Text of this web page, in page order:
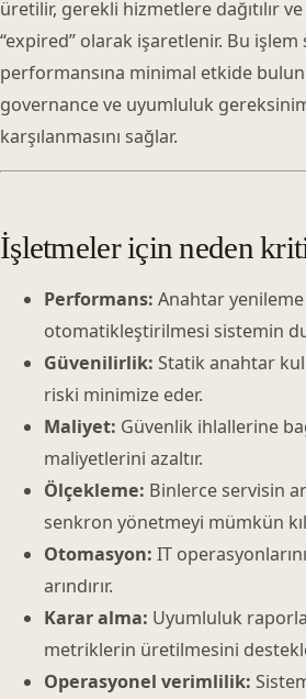
üretilir, gerekli hizmetlere dağıtılır
“expired” olarak işaretlenir. Bu işlem
performansına minimal etkide
governance ve uyumluluk
karşılanmasını sağlar.
İşletmeler için neden
Performans: Anahtar
otomatikleştirilmesi sistemin
Güvenilirlik: Statik anahtar
riski minimize eder.
Maliyet: Güvenlik ihlallerine
maliyetlerini azaltır.
Ölçekleme: Binlerce servisin
senkron yönetmeyi mümkün
Otomasyon: IT
arındırır.
Karar alma: Uyumluluk
metriklerin üretilmesini
Operasyonel verimlilik: